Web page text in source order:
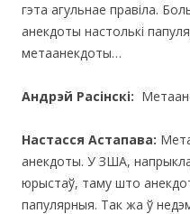
гэта агульнае правіла.
анекдоты настолькi
метаанекдоты…
Андрэй Расінскі:
Настасся Астапава:
анекдоты. У ЗША,
юрыстаў, таму што
папулярныя. Так жа ў